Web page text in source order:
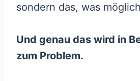
sondern das, was
Und genau das wird in
zum Problem.